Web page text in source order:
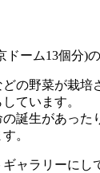
ーム13個分)
の野菜が栽培
ています。
誕生があっ
。
ャラリーにし